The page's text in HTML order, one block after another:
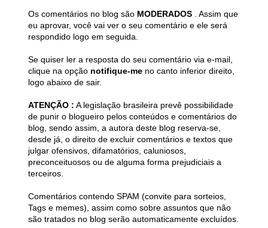
Os comentários no blog são MODERADOS
. Assim que
eu aprovar, você vai ver o seu comentário e ele será
respondido logo em seguida.
Se quiser ler a resposta do seu comentário via e-mail,
clique na opção notifique-me no canto inferior direito,
logo abaixo de sair.
ATENÇÃO : A legislação brasileira prevê possibilidade
de punir o blogueiro pelos conteúdos e comentários do
blog, sendo assim, a autora deste blog reserva-se,
desde já, o direito de excluir comentários e textos que
julgar ofensivos, difamatórios, caluniosos,
preconceituosos ou de alguma forma prejudiciais a
terceiros.
Comentários contendo SPAM (convite para sorteios,
Tags e memes), assim como sobre assuntos que não
são tratados no blog serão automaticamente excluídos.